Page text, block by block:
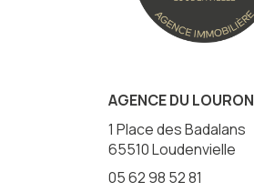
AGENCE DU LOURON
1 Place des Badalans
65510Loudenvielle
05 62 98 52 81